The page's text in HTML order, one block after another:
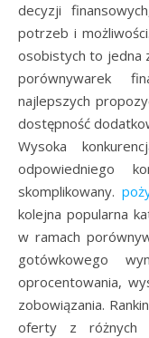
decyzji
potrzeb i możliwości.
osobistych to jedna
porównywarek
najlepszych
dostępność
Wysoka
odpowiedniego
skomplikowany.
kolejna popularna
w ramach
gotówkowego
oprocentowania,
zobowiązania.
oferty z różnych